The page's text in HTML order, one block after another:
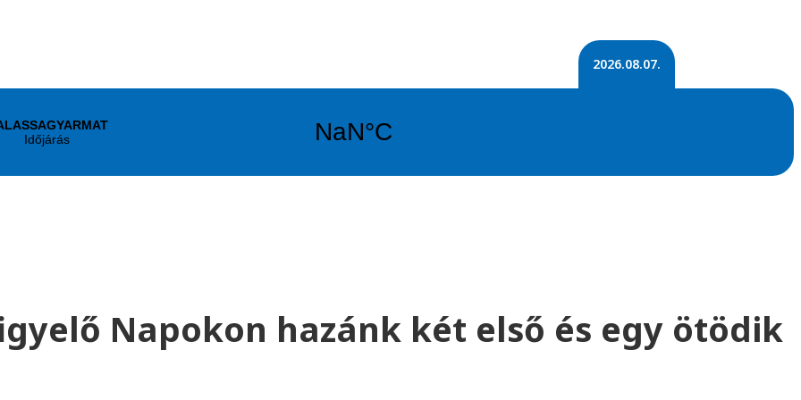
2026.08.07.
Napokon hazánk két első és egy ötödik